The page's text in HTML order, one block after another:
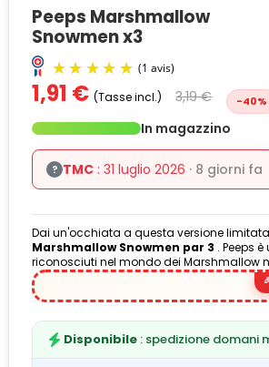
Peeps Marshmallow
Snowmen x3
(1 avis)
1,91 € (Tasse incl.) 3,19 € -40%
In magazzino
? TMC : 31 luglio 2026 · 8 giorni fa
Dai un'occhiata a questa versione
Marshmallow Snowmen par 3 . Peeps
riconosciuti nel mondo dei Marshmallow
Disponibile : spedizione domani